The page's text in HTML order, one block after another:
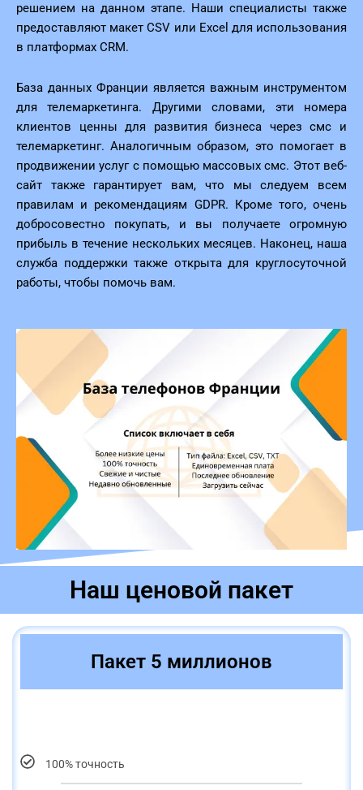
решением на данном этапе. Наши специалисты также
предоставляют макет CSV или Excel для использования
в платформах CRM.
База данных Франции является важным инструментом
для телемаркетинга. Другими словами, эти номера
клиентов ценны для развития бизнеса через смс и
телемаркетинг. Аналогичным образом, это помогает в
продвижении услуг с помощью массовых смс. Этот веб-
сайт также гарантирует вам, что мы следуем всем
правилам и рекомендациям GDPR. Кроме того, очень
добросовестно покупать, и вы получаете огромную
прибыль в течение нескольких месяцев. Наконец, наша
служба поддержки также открыта для круглосуточной
работы, чтобы помочь вам.
Наш ценовой пакет
Пакет 5 миллионов
100% точность